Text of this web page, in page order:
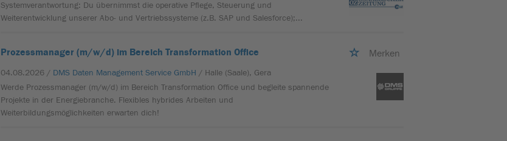
Systemverantwortung: Du übernimmst die operative Pflege, Steuerung und
Weiterentwicklung unserer Abo- und Vertriebssysteme (z.B. SAP und Salesforce);...
Prozessmanager (m/w/d) im Bereich Transformation Office Merken
04.08.2026 / DMS Daten Management Service GmbH / Halle (Saale), Gera
Werde Prozessmanager (m/w/d) im Bereich Transformation Office und begleite spannende
Projekte in der Energiebranche. Flexibles hybrides Arbeiten und
Weiterbildungsmöglichkeiten erwarten dich!